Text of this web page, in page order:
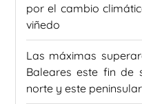
por el cambio
viñedo
Las máximas
Baleares este fin de
norte y este peninsular